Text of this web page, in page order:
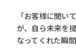
「お客様に聞い
が、自ら未来を
なってくれた瞬間